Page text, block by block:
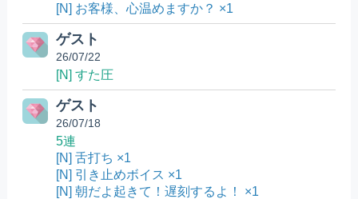
[N] お客様、心温めますか？ ×1
ゲスト
26/07/22
[N] すた圧
ゲスト
26/07/18
5連
[N] 舌打ち ×1
[N] 引き止めボイス ×1
[N] 朝だよ起きて！遅刻するよ！ ×1